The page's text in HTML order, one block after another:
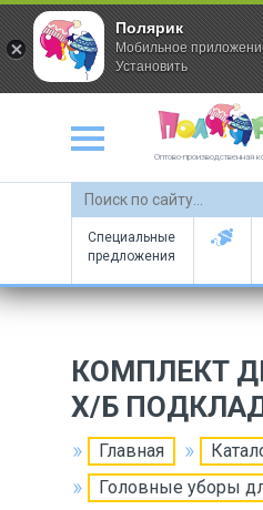
Оптово-производственная
Специальные
предложения
КОМПЛЕКТ
Х/Б
Главная
Головные уборы
Полярик
Мобильное
Установить